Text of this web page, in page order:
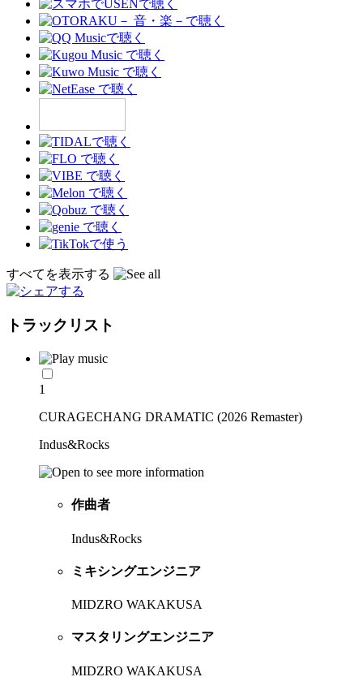
すべてを表示する
トラックリスト
1
CURAGECHANG DRAMATIC (2026 Remaster)
Indus&Rocks
作曲者
Indus&Rocks
ミキシングエンジニア
MIDZRO WAKAKUSA
マスタリングエンジニア
MIDZRO WAKAKUSA